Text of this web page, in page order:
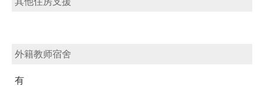
外籍教师宿舍
有